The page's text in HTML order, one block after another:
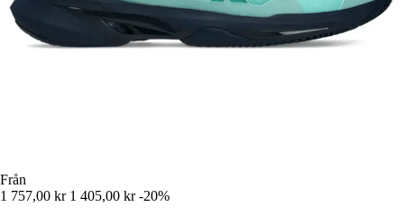
Från
1 757,00 kr 1 405,00 kr -20%